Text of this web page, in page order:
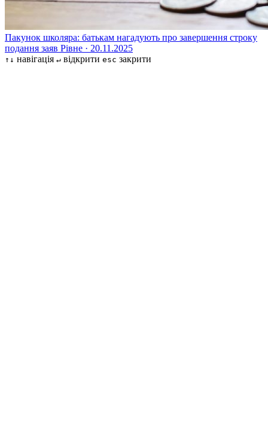
Пакунок школяра: батькам нагадують про завершення строку
подання заяв Рівне · 20.11.2025
↑↓ навігація ↵ відкрити esc закрити